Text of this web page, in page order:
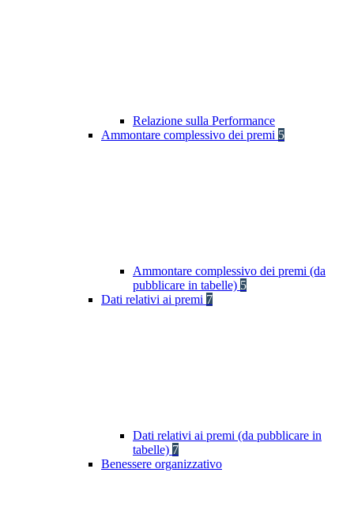
Relazione sulla Performance
Ammontare complessivo dei premi 5
Ammontare complessivo dei premi (da
pubblicare in tabelle) 5
Dati relativi ai premi 7
Dati relativi ai premi (da pubblicare in
tabelle) 7
Benessere organizzativo